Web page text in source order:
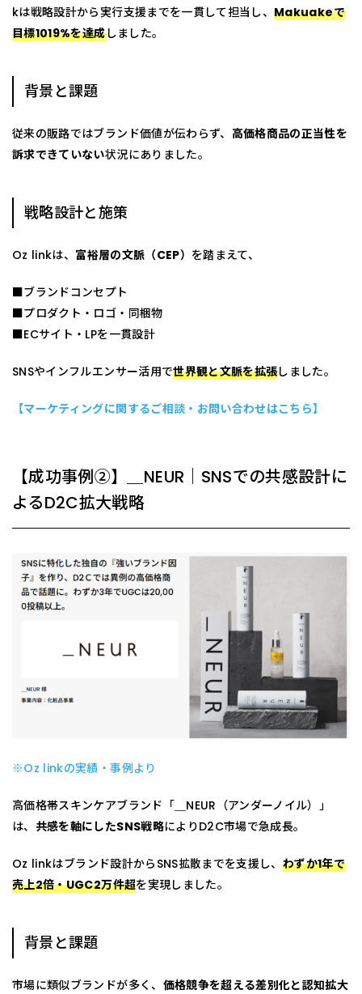
kは戦略設計から実行支援までを一貫して担当し、Makuakeで
目標1019%を達成しました。
背景と課題
従来の販路ではブランド価値が伝わらず、 高価格商品の正当性を
訴求できていない状況にありました。
戦略設計と施策
Oz linkは、 富裕層の文脈（CEP） を踏まえて、
■ブランドコンセプト
■プロダクト・ロゴ・同梱物
■ECサイト・LPを一貫設計
SNSやインフルエンサー活用で世界観と文脈を拡張しました。
【マーケティングに関するご相談・お問い合わせはこちら】
【成功事例②】＿NEUR｜SNSでの共感設計に
よるD2C拡大戦略
※Oz linkの実績・事例より
高価格帯スキンケアブランド「＿NEUR（アンダーノイル）」
は、 共感を軸にしたSNS戦略によりD2C市場で急成長。
Oz linkはブランド設計からSNS拡散までを支援し、 わずか1年で
売上2倍・UGC2万件超を実現しました。
背景と課題
市場に類似ブランドが多く、 価格競争を超える差別化と認知拡大